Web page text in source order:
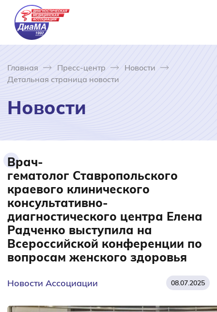
Главная Пресс-центр
Новости
Детальная страница новости
Новости
Врач-
гематолог Ставропольского
краевого клинического
консультативно-
диагностического центра Елена
Радченко выступила на
Всероссийской конференции по
вопросам женского здоровья
Новости Ассоциации 08.07.2025